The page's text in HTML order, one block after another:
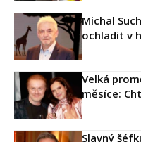
Michal
ochladit v
Velká
měsíce:
Slavný